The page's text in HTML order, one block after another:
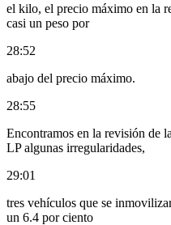
el kilo, el precio máximo en la
casi un peso por
28:52
abajo del precio máximo.
28:55
Encontramos en la revisión de
LP algunas irregularidades,
29:01
tres vehículos que se
un 6.4 por ciento